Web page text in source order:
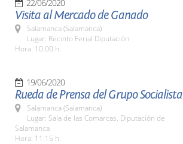
22/06/2020
Visita al Mercado de Ganado
Salamanca (Salamanca)
Lugar: Recinto Ferial Diputación
Hora: 10:00 h.
19/06/2020
Rueda de Prensa del Grupo Socialista
Salamanca (Salamanca)
Lugar: Sala de las Comarcas. Diputación de
Salamanca
Hora: 11:15 h.